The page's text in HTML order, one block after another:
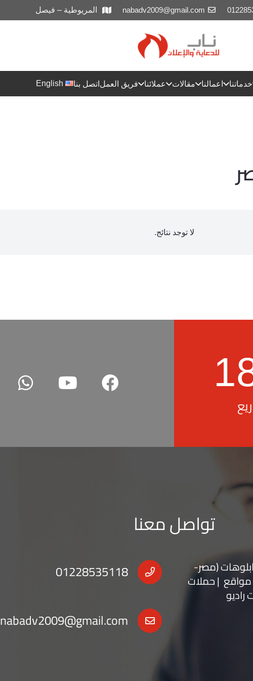
nabadv2009@gmail.com المريوطية – فيصل
خدماتنا اعمالنا مقالات عملائنا فريق العمل اتصل بنا English
لا توجد نتائج.
تواصل معنا
(مصر-
مواقع | حملات 01228535118
nabadv2009@gmail.com